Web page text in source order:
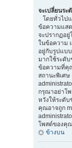
จะเปลี่ยนระ
โดยทั่วไป
ข้อความแส
จะปรากฏอ
ในข้อความ
อยู่กับรูปแบ
มากใช้ระดั
ข้อความที่คุ
สถานะพิเศษ
กรุณาอย่าโ
หวังให้ระดับ
คุณอาจถูก
โพสต์ของคุ
ข้างบน